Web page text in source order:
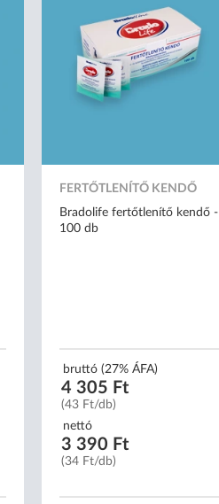
FERTŐTLENÍTŐ KENDŐ
Bradolife fertőtlenítő kendő -
100 db
bruttó (27% ÁFA)
4 305 Ft
(43 Ft/db)
nettó
3 390 Ft
(34 Ft/db)